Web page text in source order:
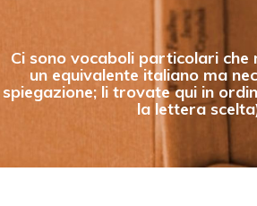
Ci sono vocaboli particolari che
un equivalente italiano ma
spiegazione; li trovate qui in
la lettera